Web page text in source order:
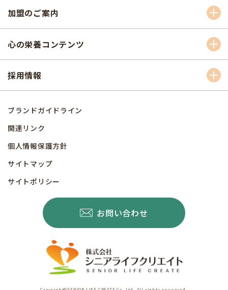
加盟のご案内
心の栄養コンテンツ
採用情報
ブランドガイドライン
関連リンク
個人情報保護方針
サイトマップ
サイトポリシー
お問い合わせ